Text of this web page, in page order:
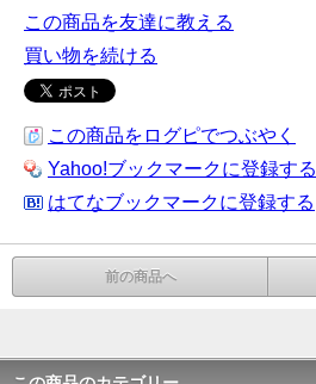
この商品を友達に教える
買い物を続ける
この商品をログピでつぶやく
Yahoo!ブックマークに登録する
はてなブックマークに登録する
前の商品へ